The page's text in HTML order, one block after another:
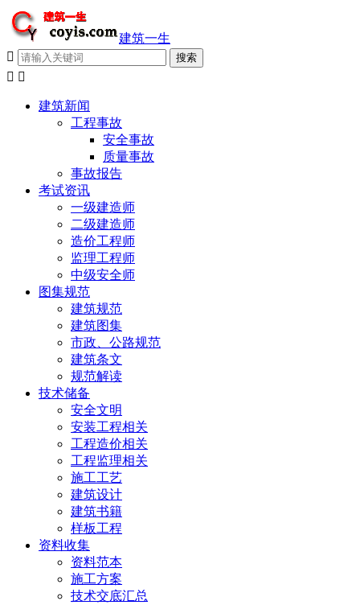
建筑一生

 
建筑新闻
工程事故
安全事故
质量事故
事故报告
考试资讯
一级建造师
二级建造师
造价工程师
监理工程师
中级安全师
图集规范
建筑规范
建筑图集
市政、公路规范
建筑条文
规范解读
技术储备
安全文明
安装工程相关
工程造价相关
工程监理相关
施工工艺
建筑设计
建筑书籍
样板工程
资料收集
资料范本
施工方案
技术交底汇总